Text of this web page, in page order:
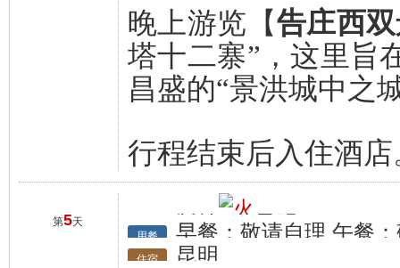
晚上游览【告庄西
塔十二寨”，这里旨
昌盛的“景洪城中之
行程结束后入住酒店
第5天 行程 版纳 昆明
用餐 早餐：敬请自理 午餐
住宿 昆明